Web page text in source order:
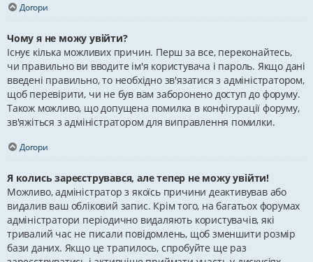
Догори
Чому я не можу увійти?
Існує кілька можливих причин. Перш за все, переконайтесь,
чи правильно ви вводите ім'я користувача і пароль. Якщо дані
введені правильно, то необхідно зв'язатися з адміністратором,
щоб перевірити, чи не був вам заборонено доступ до форуму.
Також можливо, що допущена помилка в конфігурації форуму,
зв'яжіться з адміністратором для виправлення помилки.
Догори
Я колись зареєструвався, але тепер не можу увійти!
Можливо, адміністратор з якоїсь причини деактивував або
видалив ваш обліковий запис. Крім того, на багатьох форумах
адміністратори періодично видаляють користувачів, які
тривалий час не писали повідомлень, щоб зменшити розмір
бази даних. Якщо це трапилось, спробуйте ще раз